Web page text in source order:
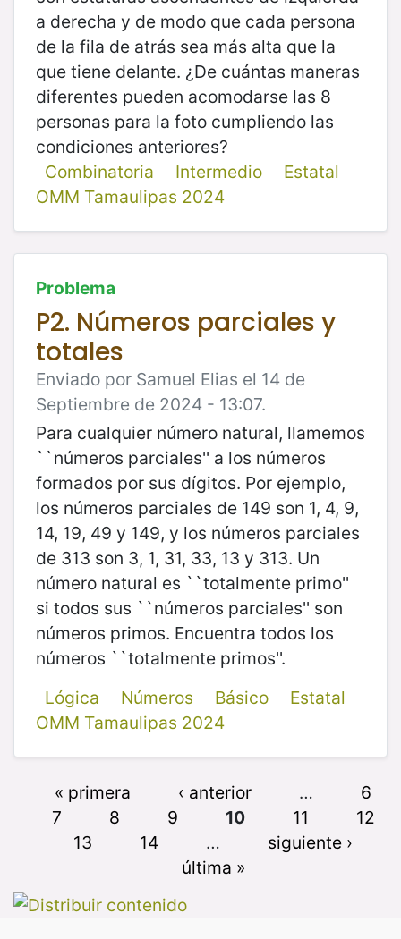
a derecha y de modo que cada persona
de la fila de atrás sea más alta que la
que tiene delante. ¿De cuántas maneras
diferentes pueden acomodarse las 8
personas para la foto cumpliendo las
condiciones anteriores?
Combinatoria
Intermedio
Estatal
OMM Tamaulipas 2024
Problema
P2. Números parciales y
totales
Enviado por Samuel Elias el 14 de
Septiembre de 2024 - 13:07.
Para cualquier número natural, llamemos
``números parciales'' a los números
formados por sus dígitos. Por ejemplo,
los números parciales de 149 son 1, 4, 9,
14, 19, 49 y 149, y los números parciales
de 313 son 3, 1, 31, 33, 13 y 313. Un
número natural es ``totalmente primo''
si todos sus ``números parciales'' son
números primos. Encuentra todos los
números ``totalmente primos''.
Lógica
Números Básico
Estatal
OMM Tamaulipas 2024
« primera ‹ anterior …
6
7
8 9 10 11
12
13
14 …
siguiente ›
última »